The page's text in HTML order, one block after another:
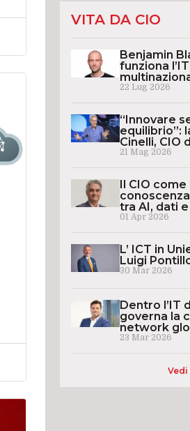
VITA DA CIO
Benjamin
funziona
22 Lug 2026
“Innovare
equilibrio”:
Cinelli, CIO
21 Mag 2026
Il CIO
tra AI, dati
01 Apr 2026
L’ ICT in
Luigi
30 Mar 2026
Dentro l’IT
governa la
network
23 Mar 2026